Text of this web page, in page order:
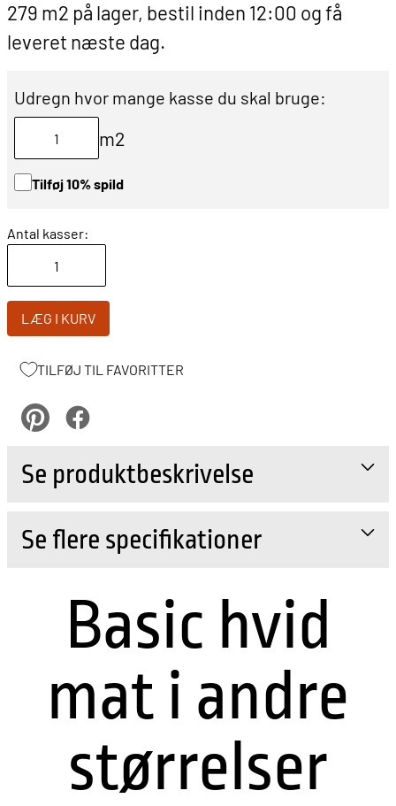
279 m2 på lager, bestil inden 12:00 og få
leveret næste dag.
Udregn hvor mange kasse du skal bruge:
m2
Tilføj 10% spild
Antal kasser:
LÆG I KURV
TILFØJ TIL FAVORITTER
pinterestFacebook
Se produktbeskrivelse
Se flere specifikationer
Basic hvid
mat i andre
størrelser